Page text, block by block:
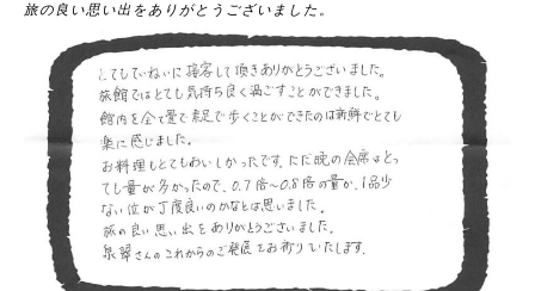
旅の良い思い出をありがとうございました。